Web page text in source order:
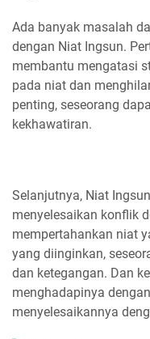
Ada banyak masalah
dengan Niat Ingsun.
membantu mengatasi
pada niat dan
penting, seseorang
kekhawatiran.
Selanjutnya, Niat
menyelesaikan konflik
mempertahankan niat
yang diinginkan,
dan ketegangan. Dan
menghadapinya
menyelesaikannya